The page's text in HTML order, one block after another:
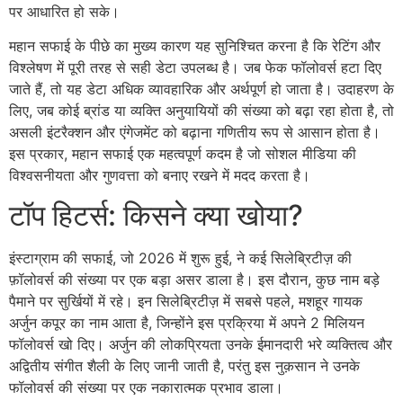
पर आधारित हो सके।
महान सफाई के पीछे का मुख्य कारण यह सुनिश्चित करना है कि रेटिंग और
विश्लेषण में पूरी तरह से सही डेटा उपलब्ध है। जब फेक फॉलोवर्स हटा दिए
जाते हैं, तो यह डेटा अधिक व्यावहारिक और अर्थपूर्ण हो जाता है। उदाहरण के
लिए, जब कोई ब्रांड या व्यक्ति अनुयायियों की संख्या को बढ़ा रहा होता है, तो
असली इंटरैक्शन और एंगेजमेंट को बढ़ाना गणितीय रूप से आसान होता है।
इस प्रकार, महान सफाई एक महत्वपूर्ण कदम है जो सोशल मीडिया की
विश्वसनीयता और गुणवत्ता को बनाए रखने में मदद करता है।
टॉप हिटर्स: किसने क्या खोया?
इंस्टाग्राम की सफाई, जो 2026 में शुरू हुई, ने कई सिलेब्रिटीज़ की
फ़ॉलोवर्स की संख्या पर एक बड़ा असर डाला है। इस दौरान, कुछ नाम बड़े
पैमाने पर सुर्खियों में रहे। इन सिलेब्रिटीज़ में सबसे पहले, मशहूर गायक
अर्जुन कपूर का नाम आता है, जिन्होंने इस प्रक्रिया में अपने 2 मिलियन
फॉलोवर्स खो दिए। अर्जुन की लोकप्रियता उनके ईमानदारी भरे व्यक्तित्व और
अद्वितीय संगीत शैली के लिए जानी जाती है, परंतु इस नुक़सान ने उनके
फॉलोवर्स की संख्या पर एक नकारात्मक प्रभाव डाला।